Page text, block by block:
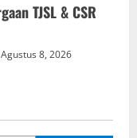
TJSL & CSR
Agustus 8, 2026